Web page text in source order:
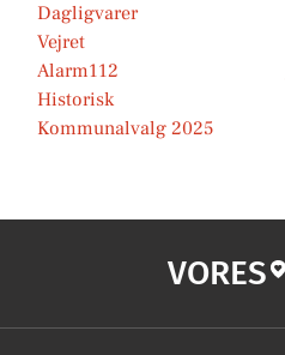
Dagligvarer
Vejret
Alarm112
Historisk
Kommunalvalg 2025
VORES